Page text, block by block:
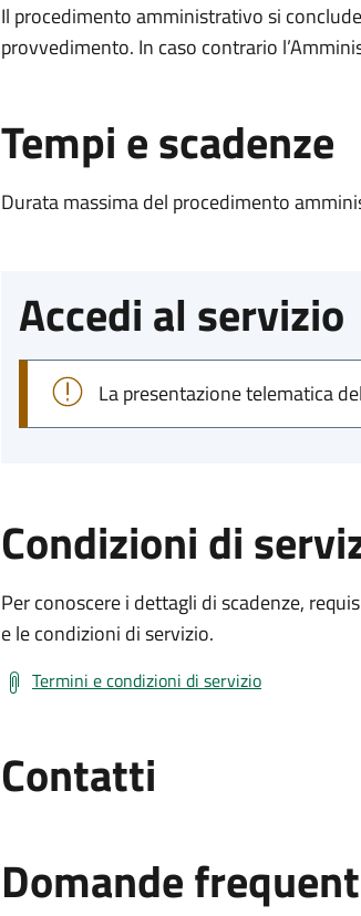
Il procedimento amministrativo si
provvedimento. In caso contrario
Tempi e scadenze
Durata massima del procedimento
Accedi al servizio
La presentazione telematica
Condizioni di
Per conoscere i dettagli di scadenze,
e le condizioni di servizio.
Termini e condizioni di servizio
Contatti
Domande